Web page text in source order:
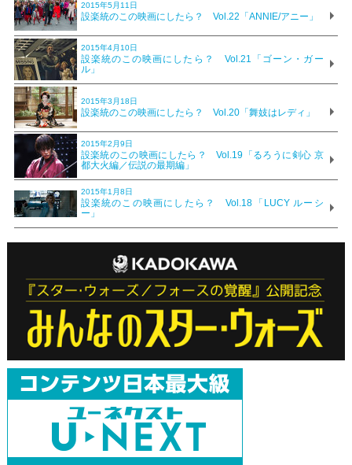
2015年5月11日
設楽統のこの映画にしたら？ Vol.22「ANNIE/アニー」
2015年4月10日
設楽統のこの映画にしたら？ Vol.21「ゴーン・ガー
ル」
2015年3月18日
設楽統のこの映画にしたら？ Vol.20「舞妓はレディ」
2015年2月9日
設楽統のこの映画にしたら？ Vol.19「るろうに剣心 京
都大火編／伝説の最期編」
2015年1月8日
設楽統のこの映画にしたら？ Vol.18「LUCY ルーシ
ー」